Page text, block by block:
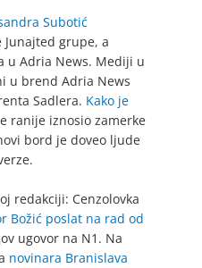
Subotić
grupe, a
u Adria News. Mediji u
u brend Adria News
Sadlera. Kako je
ranije iznosio zamerke
bord je doveo ljude
redakciji: Cenzolovka
Božić poslat na rad od
ugovor na N1. Na
novinara Branislava